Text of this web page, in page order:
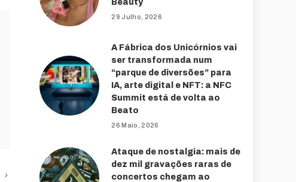
Beauty
29 Julho, 2026
A Fábrica dos Unicórnios vai
ser transformada num
“parque de diversões” para
IA, arte digital e NFT: a NFC
Summit está de volta ao
Beato
26 Maio, 2026
Ataque de nostalgia: mais de
dez mil gravações raras de
concertos chegam ao